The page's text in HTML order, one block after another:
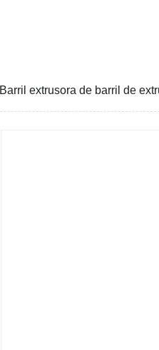
Barril extrusora de barril de